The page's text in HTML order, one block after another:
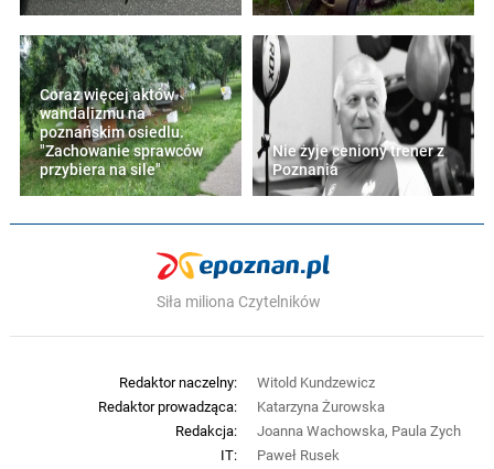
Coraz więcej aktów
wandalizmu na
poznańskim osiedlu.
"Zachowanie sprawców
przybiera na sile"
Nie żyje ceniony trener z
Poznania
Siła miliona Czytelników
Redaktor naczelny:
Witold Kundzewicz
Redaktor prowadząca:
Katarzyna Żurowska
Redakcja:
Joanna Wachowska, Paula Zych
IT:
Paweł Rusek